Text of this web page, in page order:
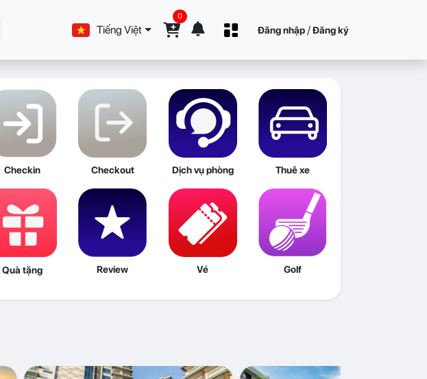
Tiếng Việt
0
Đăng nhập /Đăng ký
Checkin Checkout Dịch vụ phòng Thuê xe
Quà tặng Review Vé Golf